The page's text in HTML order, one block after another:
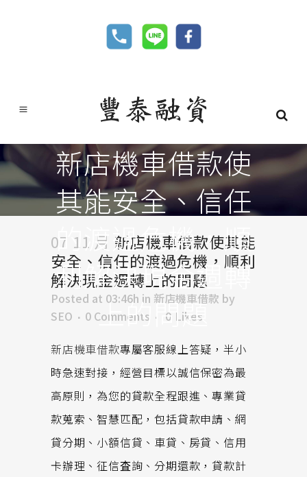
新店機車借款使
其能安全、信任
的渡過危機，順
利解決現金週轉
上的問題
07 11 月 新店機車借款使其能
安全、信任的渡過危機，順利
解決現金週轉上的問題
Posted at 03:46h in 新店機車借款 by
SEO
0 Comments 0 Likes
新店機車借款專屬客服線上答疑，半小
時急速對接，經營目標以誠信保密為最
高原則，為您的貸款全程跟進、專業貸
款蒐索、智慧匹配，包括貸款申請、網
貸分期、小額信貸、車貸、房貸、信用
卡辦理、征信査詢、分期還款，貸款計